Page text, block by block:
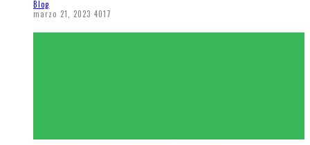
Blog
marzo 21, 2023 4017